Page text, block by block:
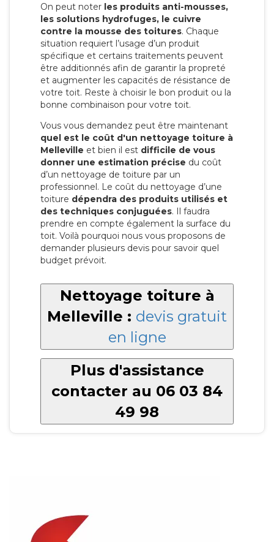
On peut noter les produits anti-mousses,
les solutions hydrofuges, le cuivre
contre la mousse des toitures. Chaque
situation requiert l’usage d’un produit
spécifique et certains traitements peuvent
être additionnés afin de garantir la propreté
et augmenter les capacités de résistance de
votre toit. Reste à choisir le bon produit ou la
bonne combinaison pour votre toit.
Vous vous demandez peut être maintenant
quel est le coût d'un nettoyage toiture à
Melleville et bien il est difficile de vous
donner une estimation précise du coût
d’un nettoyage de toiture par un
professionnel. Le coût du nettoyage d’une
toiture dépendra des produits utilisés et
des techniques conjuguées. Il faudra
prendre en compte également la surface du
toit. Voilà pourquoi nous vous proposons de
demander plusieurs devis pour savoir quel
budget prévoit.
Nettoyage toiture à
Melleville : devis gratuit
en ligne
Plus d'assistance
contacter au 06 03 84
49 98